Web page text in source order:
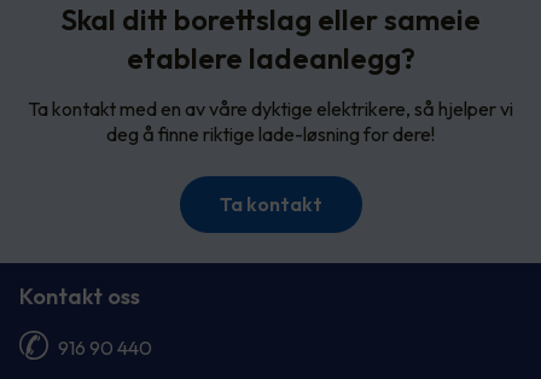
Skal ditt borettslag eller sameie
etablere ladeanlegg?
Ta kontakt med en av våre dyktige elektrikere, så hjelper vi
deg å finne riktige lade-løsning for dere!
Ta kontakt
Kontakt oss
916 90 440